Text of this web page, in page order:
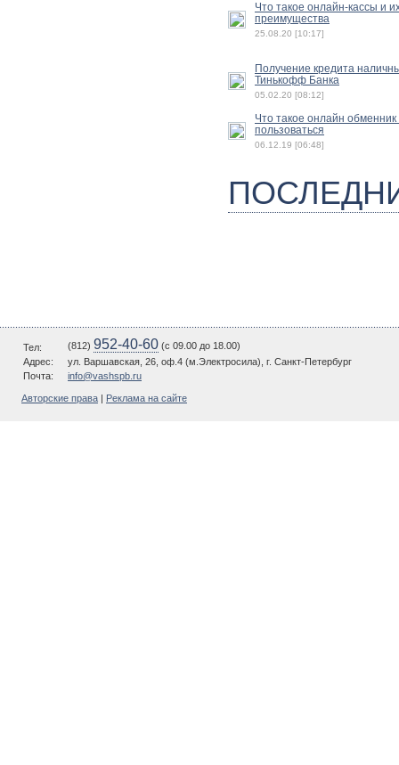
Что такое онлайн-кассы и
преимущества
25.08.20 [10:17]
Получение кредита
Тинькофф Банка
05.02.20 [08:12]
Что такое онлайн обменник
пользоваться
06.12.19 [06:48]
Тел: (812) 952-40-60 (c 09.00 до 18.00)
Адрес:
ул. Варшавская, 26, оф.4 (м.Электросила), г. Санкт-Петербург
Почта:
info@vashspb.ru
Авторские права Реклама на сайте